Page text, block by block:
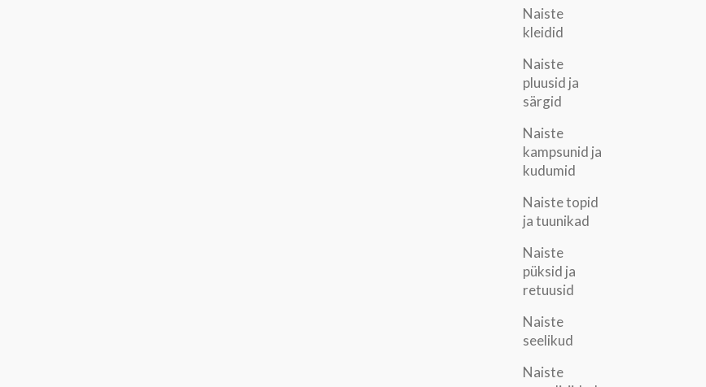
Naiste
kleidid
Naiste
pluusid ja
särgid
Naiste
kampsunid ja
kudumid
Naiste topid
ja tuunikad
Naiste
püksid ja
retuusid
Naiste
seelikud
Naiste